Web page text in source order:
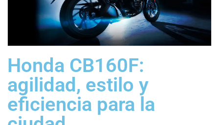
Honda CB160F:
agilidad, estilo y
eficiencia para la